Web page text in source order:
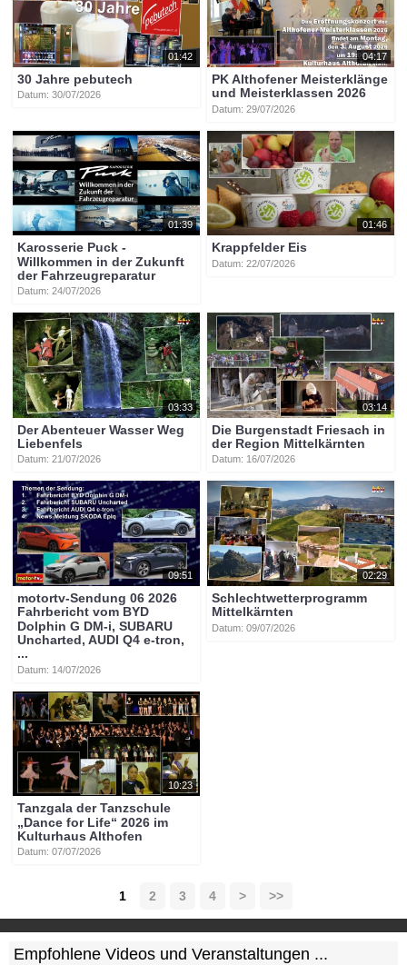
01:42
30 Jahre pebutech
Datum: 30/07/2026
04:17
PK Althofener Meisterklänge
und Meisterklassen 2026
Datum: 29/07/2026
01:39
Karosserie Puck -
Willkommen in der Zukunft
der Fahrzeugreparatur
Datum: 24/07/2026
01:46
Krappfelder Eis
Datum: 22/07/2026
03:33
Der Abenteuer Wasser Weg
Liebenfels
Datum: 21/07/2026
03:14
Die Burgenstadt Friesach in
der Region Mittelkärnten
Datum: 16/07/2026
09:51
motortv-Sendung 06 2026
Fahrbericht vom BYD
Dolphin G DM-i, SUBARU
Uncharted, AUDI Q4 e-tron,
...
Datum: 14/07/2026
02:29
Schlechtwetterprogramm
Mittelkärnten
Datum: 09/07/2026
10:23
Tanzgala der Tanzschule
„Dance for Life“ 2026 im
Kulturhaus Althofen
Datum: 07/07/2026
1 2 3 4 > >>
Empfohlene Videos und Veranstaltungen ...